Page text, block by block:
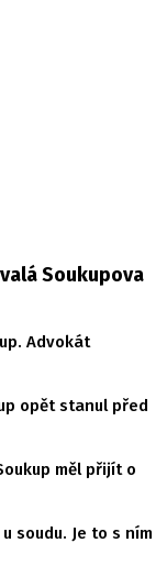
Soukupova
Advokát
opět stanul před
měl přijít o
soudu. Je to s ním